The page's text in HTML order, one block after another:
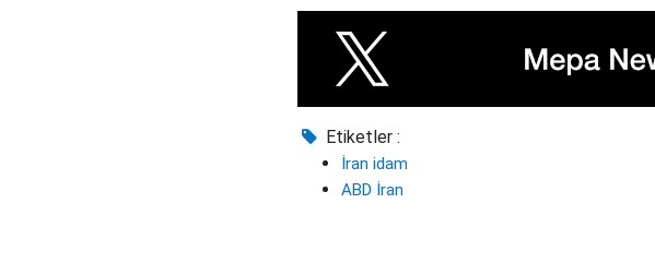
Etiketler :
İran idam
ABD İran